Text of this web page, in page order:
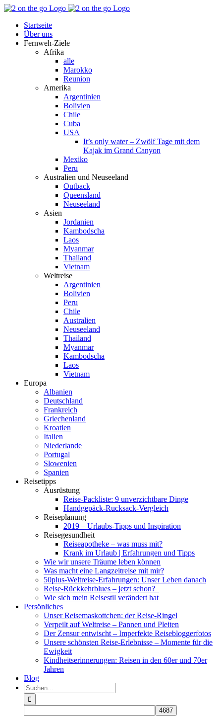
Zum
springen
Facebook
YouTube
Instagram
Pinterest
Rss
Startseite
Über uns
Fernweh-Ziele
Afrika
alle
Marokko
Reunion
Amerika
Argentinien
Bolivien
Chile
Cuba
USA
It’s only water – Zwölf Tage mit dem
Kajak im Grand Canyon
Mexiko
Peru
Australien und Neuseeland
Outback
Queensland
Neuseeland
Asien
Jordanien
Kambodscha
Laos
Myanmar
Thailand
Vietnam
Weltreise
Argentinien
Bolivien
Peru
Chile
Australien
Neuseeland
Thailand
Myanmar
Kambodscha
Laos
Vietnam
Europa
Albanien
Deutschland
Frankreich
Griechenland
Kroatien
Italien
Niederlande
Portugal
Slowenien
Spanien
Reisetipps
Ausrüstung
Reise-Packliste: 9 unverzichtbare Dinge
Handgepäck-Rucksack-Vergleich
Reiseplanung
2019 – Urlaubs-Tipps und Inspiration
Reisegesundheit
Reiseapotheke – was muss mit?
Krank im Urlaub | Erfahrungen und Tipps
Wie wir unsere Träume leben können
Was macht eine Langzeitreise mit mir?
50plus-Weltreise-Erfahrungen: Unser Leben danach
Reise-Rückkehrblues – jetzt schon?
Wie sich mein Reisestil verändert hat
Persönliches
Unser Reisemaskottchen: der Reise-Ringel
Verpeilt auf Weltreise – Pannen und Pleiten
Der Zensur entwischt – Imperfekte Reisebloggerfotos
Unsere schönsten Reise-Erlebnisse – Momente für die
Ewigkeit
Kindheitserinnerungen: Reisen in den 60er und 70er
Jahren
Blog
Suche
nach: